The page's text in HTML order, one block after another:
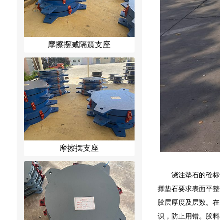
摩擦摆减隔震支座
摩擦摆支座
浇注垫石的砼
撑垫石要求表面平
胶层厚度及层数。
识，防止用错。胶